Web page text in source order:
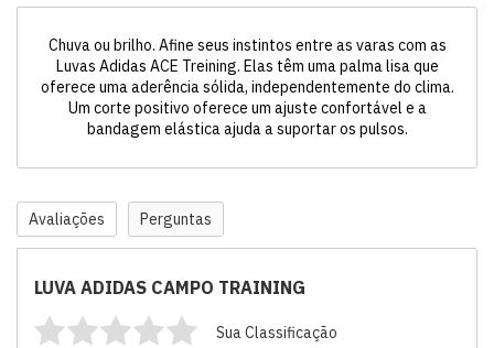
Chuva ou brilho. Afine seus instintos entre as varas com as
Luvas Adidas ACE Treining. Elas têm uma palma lisa que
oferece uma aderência sólida, independentemente do clima.
Um corte positivo oferece um ajuste confortável e a
bandagem elástica ajuda a suportar os pulsos.
Avaliações Perguntas
LUVA ADIDAS CAMPO TRAINING
Sua Classificação